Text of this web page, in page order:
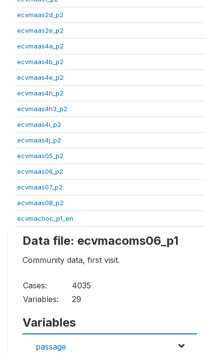
ecvmaas2d_p2
ecvmaas2e_p2
ecvmaas4a_p2
ecvmaas4b_p2
ecvmaas4e_p2
ecvmaas4h_p2
ecvmaas4h3_p2
ecvmaas4i_p2
ecvmaas4j_p2
ecvmaas05_p2
ecvmaas06_p2
ecvmaas07_p2
ecvmaas08_p2
ecvmachoc_p1_en
Data file: ecvmacoms06_p1
Community data, first visit.
Cases:
4035
Variables:
29
Variables
passage